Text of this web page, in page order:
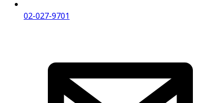
02-027-9701